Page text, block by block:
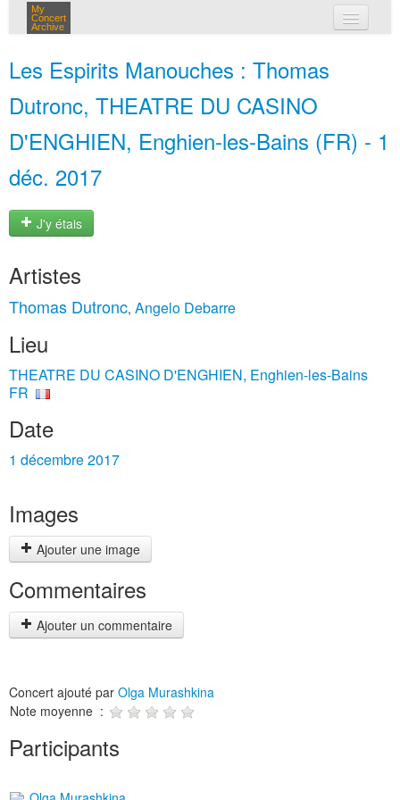
My
Concert
Archive
Les Espirits Manouches : Thomas
Dutronc, THEATRE DU CASINO
D'ENGHIEN, Enghien-les-Bains (FR) - 1
déc. 2017
J'y étais
Artistes
Thomas Dutronc, Angelo Debarre
Lieu
THEATRE DU CASINO D'ENGHIEN, Enghien-les-Bains
FR
Date
1 décembre 2017
Images
Ajouter une image
Commentaires
Ajouter un commentaire
Concert ajouté par Olga Murashkina
Note moyenne :
Participants